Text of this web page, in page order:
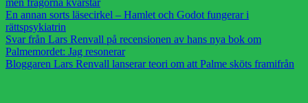
En annan sorts läsecirkel – Hamlet och Godot fungerar i
rättspsykiatrin
Svar från Lars Renvall på recensionen av hans nya bok om
Palmemordet: Jag resonerar
Bloggaren Lars Renvall lanserar teori om att Palme sköts framifrån